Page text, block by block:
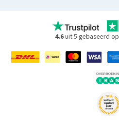
4.6uit 5 gebaseerd op